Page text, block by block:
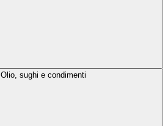
Olio, sughi e condimenti